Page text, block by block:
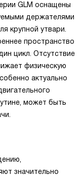
GLM оснащены
держателями
крупной утвари.
пространство
цикл. Отсутствие
физическую
актуально
может быть
значительно